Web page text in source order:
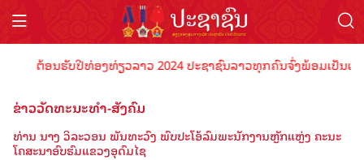
ຕ້ອນຮັບປີທ່ອງທ່ຽວລາວ 2024 ປະຊາຊົນລາວທຸກຄົນຈົ່ງພ້ອມເປັນເຈົ້າ
ຂ່າວວັດທະນະທຳ-ສັງຄົມ
ທ່ານ ນາງ ວິລະວອນ ພັນທະວົງ ພົບປະໂອ້ລົມພະນັກງານຫຼັກແຫຼ່ງ ຄະນະ
ໂຄສະນາອົບຮົມແຂວງອຸດົມໄຊ